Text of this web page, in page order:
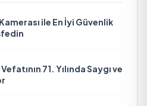
ile En İyi Güvenlik
71. Yılında Saygı ve